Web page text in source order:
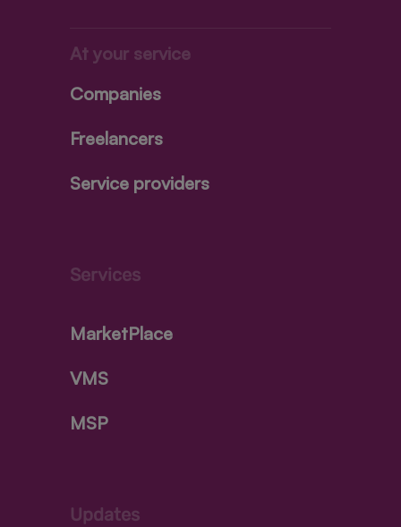
At your service
Companies
Freelancers
Service providers
Services
MarketPlace
VMS
MSP
Updates